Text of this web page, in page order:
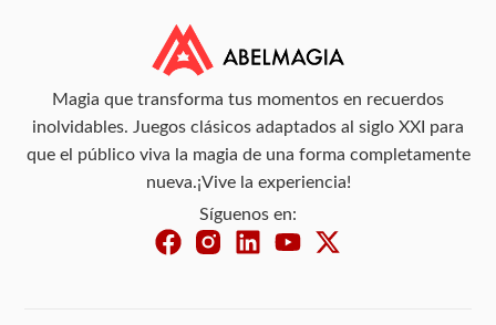
Magia que transforma tus momentos en recuerdos
inolvidables. Juegos clásicos adaptados al siglo XXI para
que el público viva la magia de una forma completamente
nueva.¡Vive la experiencia!
Síguenos en: